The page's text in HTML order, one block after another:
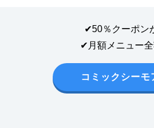
✔50％クーポン
✔月額メニュー
コミックシーモ